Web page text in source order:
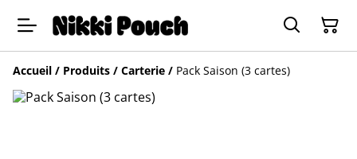
Accueil / Produits / Carterie / Pack Saison (3 cartes)